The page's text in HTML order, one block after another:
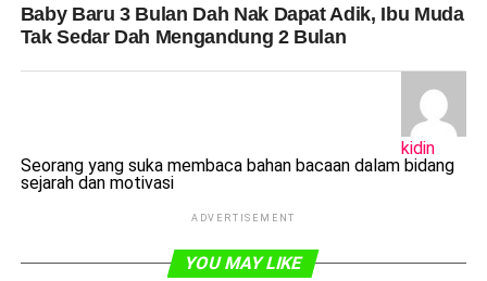
Baby Baru 3 Bulan Dah Nak Dapat Adik, Ibu Muda
Tak Sedar Dah Mengandung 2 Bulan
kidin
Seorang yang suka membaca bahan bacaan dalam bidang
sejarah dan motivasi
ADVERTISEMENT
YOU MAY LIKE